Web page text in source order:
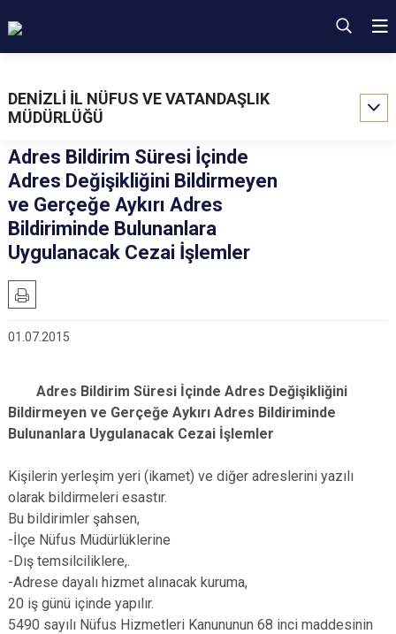
DENİZLİ İL NÜFUS VE VATANDAŞLIK
MÜDÜRLÜĞÜ
Adres Bildirim Süresi İçinde
Adres Değişikliğini Bildirmeyen
ve Gerçeğe Aykırı Adres
Bildiriminde Bulunanlara
Uygulanacak Cezai İşlemler
01.07.2015
Adres Bildirim Süresi İçinde Adres Değişikliğini
Bildirmeyen ve Gerçeğe Aykırı Adres Bildiriminde
Bulunanlara Uygulanacak Cezai İşlemler
Kişilerin yerleşim yeri (ikamet) ve diğer adreslerini yazılı
olarak bildirmeleri esastır.
Bu bildirimler şahsen,
-İlçe Nüfus Müdürlüklerine
-Dış temsilciliklere,.
-Adrese dayalı hizmet alınacak kuruma,
20 iş günü içinde yapılır.
5490 sayılı Nüfus Hizmetleri Kanununun 68 inci maddesinin